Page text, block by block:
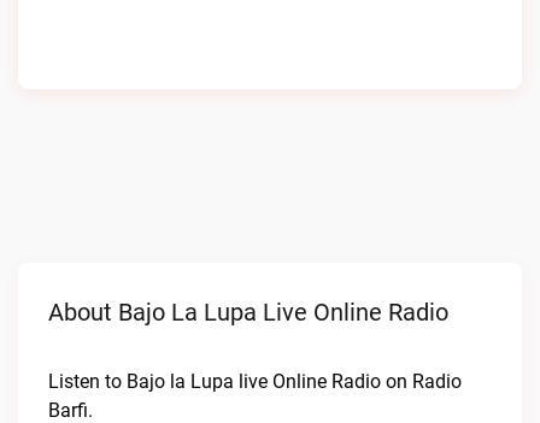
About Bajo La Lupa Live Online Radio
Listen to Bajo la Lupa live Online Radio on Radio
Barfi.